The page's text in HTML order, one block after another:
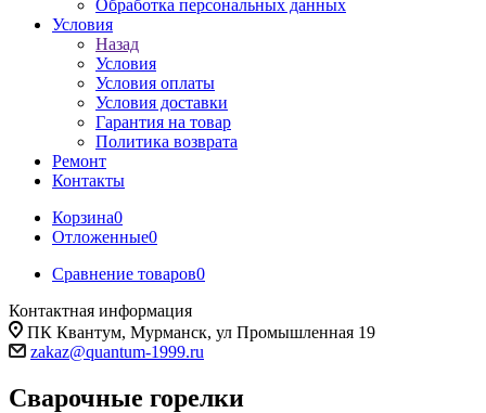
Обработка персональных данных
Условия
Назад
Условия
Условия оплаты
Условия доставки
Гарантия на товар
Политика возврата
Ремонт
Контакты
Корзина0
Отложенные0
Сравнение товаров0
Контактная информация
ПК Квантум, Мурманск, ул Промышленная 19
zakaz@quantum-1999.ru
Сварочные горелки